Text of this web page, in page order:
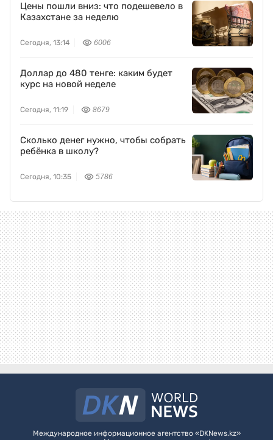
Цены пошли вниз: что подешевело в
Казахстане за неделю
Сегодня, 13:14 6006
Доллар до 480 тенге: каким будет
курс на новой неделе
Сегодня, 11:19 8679
Сколько денег нужно, чтобы собрать
ребёнка в школу?
Сегодня, 10:35 5786
Международное информационное агентство «DKNews.kz»